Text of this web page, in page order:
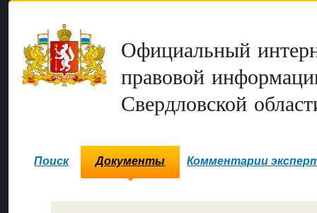
Официальный
правовой
Свердловской
Поиск Документы Комментарии